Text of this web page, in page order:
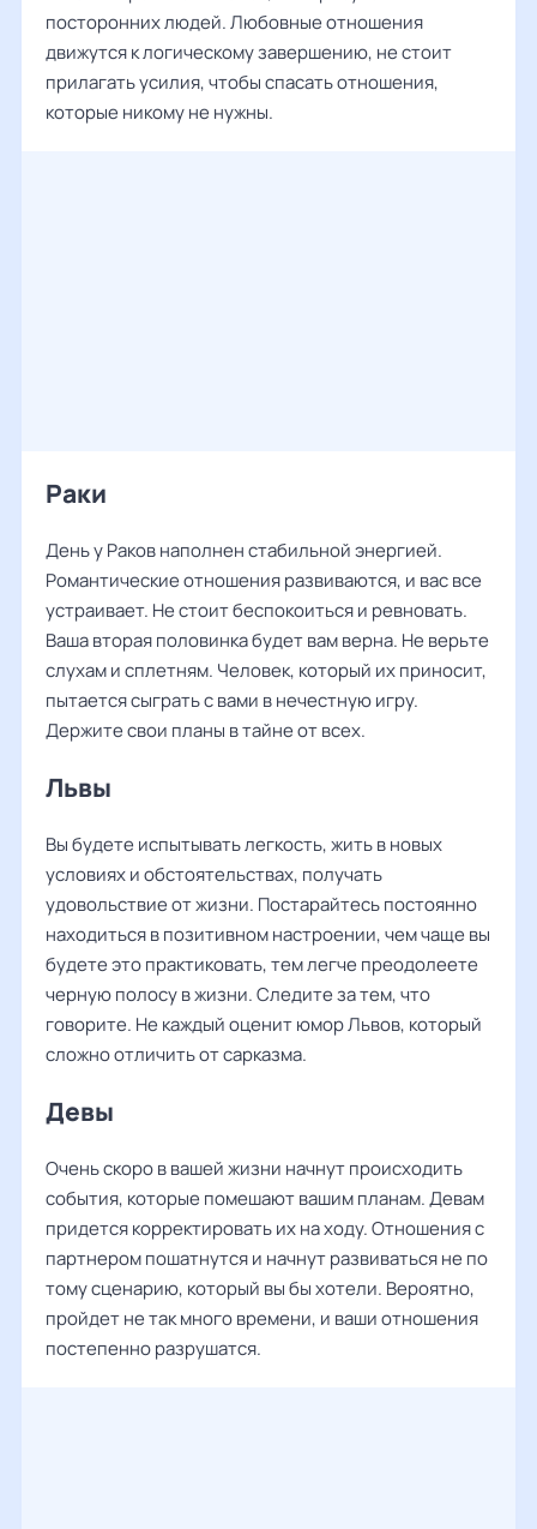
посторонних людей. Любовные отношения
движутся к логическому завершению, не стоит
прилагать усилия, чтобы спасать отношения,
которые никому не нужны.
Раки
День у Раков наполнен стабильной энергией.
Романтические отношения развиваются, и вас все
устраивает. Не стоит беспокоиться и ревновать.
Ваша вторая половинка будет вам верна. Не верьте
слухам и сплетням. Человек, который их приносит,
пытается сыграть с вами в нечестную игру.
Держите свои планы в тайне от всех.
Львы
Вы будете испытывать легкость, жить в новых
условиях и обстоятельствах, получать
удовольствие от жизни. Постарайтесь постоянно
находиться в позитивном настроении, чем чаще вы
будете это практиковать, тем легче преодолеете
черную полосу в жизни. Следите за тем, что
говорите. Не каждый оценит юмор Львов, который
сложно отличить от сарказма.
Девы
Очень скоро в вашей жизни начнут происходить
события, которые помешают вашим планам. Девам
придется корректировать их на ходу. Отношения с
партнером пошатнутся и начнут развиваться не по
тому сценарию, который вы бы хотели. Вероятно,
пройдет не так много времени, и ваши отношения
постепенно разрушатся.